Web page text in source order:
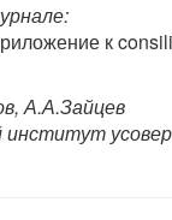
к
А.А.Зайцев
институт